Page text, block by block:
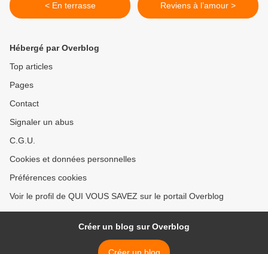
< En terrasse Reviens à l’amour >
Hébergé par Overblog
Top articles
Pages
Contact
Signaler un abus
C.G.U.
Cookies et données personnelles
Préférences cookies
Voir le profil de QUI VOUS SAVEZ sur le portail Overblog
Créer un blog sur Overblog